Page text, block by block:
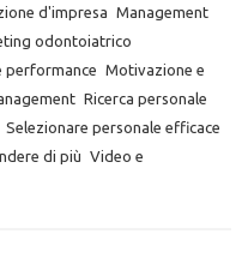
d'impresa Management
odontoiatrico
performance Motivazione e
Ricerca personale
Selezionare personale efficace
di più Video e